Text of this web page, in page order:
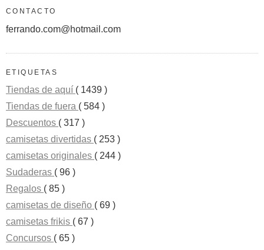
CONTACTO
ferrando.com@hotmail.com
ETIQUETAS
Tiendas de aquí ( 1439 )
Tiendas de fuera ( 584 )
Descuentos ( 317 )
camisetas divertidas ( 253 )
camisetas originales ( 244 )
Sudaderas ( 96 )
Regalos ( 85 )
camisetas de diseño ( 69 )
camisetas frikis ( 67 )
Concursos ( 65 )